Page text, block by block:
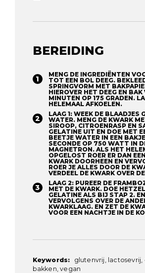
BEREIDING
MENG DE INGREDIËNTEN
TOT EEN BOL DEEG.
SPRINGVORM MET
HIEROVER HET DEEG EN BAK
MINUTEN OP 175 GRADEN.
HELEMAAL AFKOELEN.
LAAG 1: WEEK DE BLAADJES
WATER. MENG DE KWARK
SIROOP, CITROENRASP EN
GELATINE UIT EN DOE MET
BEETJE WATER IN EEN
SECONDE OP 750 WATT IN
MAGNETRON. ALS HET
OPGELOST ROER ER DAN
KWARK DOORHEEN EN
ROER JE ALLES DOOR DE
VERDEEL DE KWARK OVER
LAAG 2: PUREER DE
MET DE KWARK. DOE
GELATINE ALS BIJ STAP 2.
VERVOLGENS OVER DE
KWARKLAAG. EN ZET DE
VOOR EEN NACHTJE IN DE
Keywords:
glutenvrij, lactosevrij,
bakken, vegan